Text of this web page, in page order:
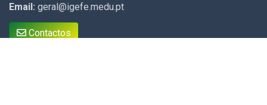
Email: geral@igefe.medu.pt
Contactos